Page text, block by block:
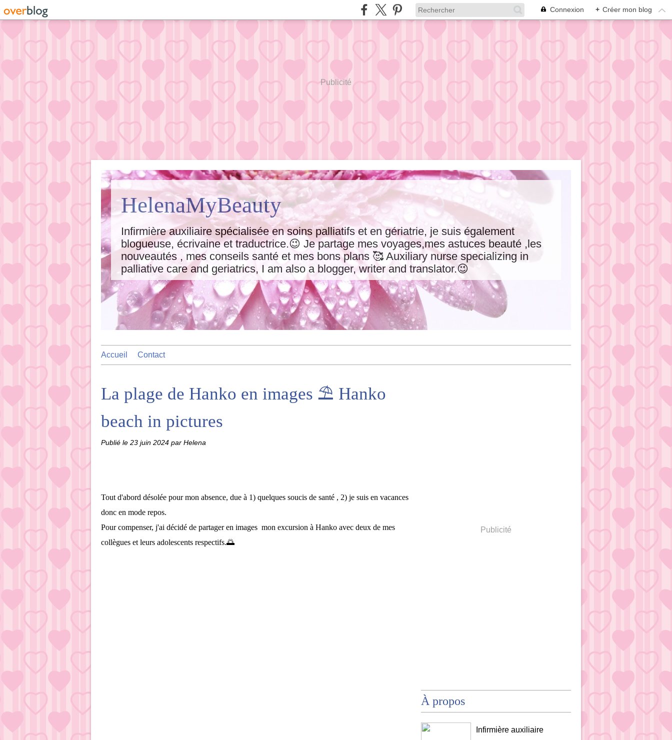
Connexion + Créer mon blog
Publicité
HelenaMyBeauty
Infirmière auxiliaire spécialisée en soins palliatifs et en gériatrie, je suis également
blogueuse, écrivaine et traductrice.😉 Je partage mes voyages,mes astuces beauté ,les
nouveautés , mes conseils santé et mes bons plans 🥰 Auxiliary nurse specializing in
palliative care and geriatrics, I am also a blogger, writer and translator.😉
Accueil Contact
La plage de Hanko en images ⛱️ Hanko
beach in pictures
Publié le 23 juin 2024 par Helena
Tout d'abord désolée pour mon absence, due à 1) quelques soucis de santé , 2) je suis en vacances
donc en mode repos.
Pour compenser, j'ai décidé de partager en images mon excursion à Hanko avec deux de mes
collègues et leurs adolescents respectifs.🌅
Publicité
À propos
Infirmière auxiliaire